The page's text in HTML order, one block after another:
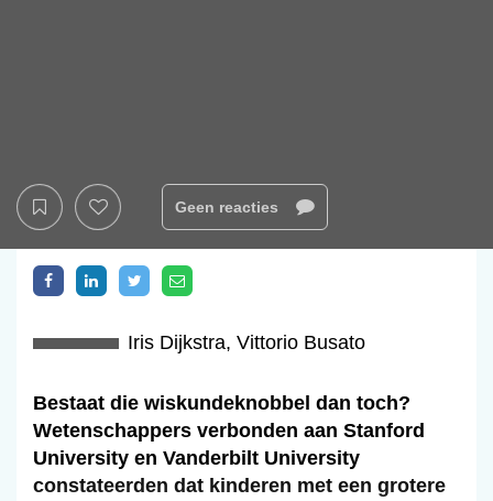
Geen reacties
Iris Dijkstra,Vittorio Busato
Bestaat die wiskundeknobbel dan toch?
Wetenschappers verbonden aan Stanford
University en Vanderbilt University
constateerden dat kinderen met een grotere